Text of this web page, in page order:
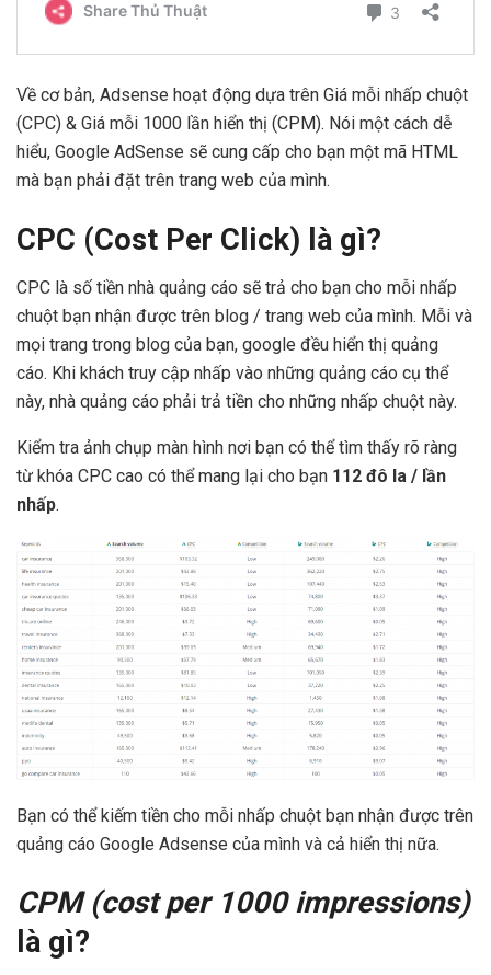
Về cơ bản, Adsense hoạt động dựa trên Giá mỗi nhấp chuột
(CPC) & Giá mỗi 1000 lần hiển thị (CPM). Nói một cách dễ
hiểu, Google AdSense sẽ cung cấp cho bạn một mã HTML
mà bạn phải đặt trên trang web của mình.
CPC (Cost Per Click) là gì?
CPC là số tiền nhà quảng cáo sẽ trả cho bạn cho mỗi nhấp
chuột bạn nhận được trên blog / trang web của mình. Mỗi và
mọi trang trong blog của bạn, google đều hiển thị quảng
cáo. Khi khách truy cập nhấp vào những quảng cáo cụ thể
này, nhà quảng cáo phải trả tiền cho những nhấp chuột này.
Kiểm tra ảnh chụp màn hình nơi bạn có thể tìm thấy rõ ràng
từ khóa CPC cao có thể mang lại cho bạn 112 đô la / lần
nhấp.
Bạn có thể kiếm tiền cho mỗi nhấp chuột bạn nhận được trên
quảng cáo Google Adsense của mình và cả hiển thị nữa.
CPM (cost per 1000 impressions)
là gì?